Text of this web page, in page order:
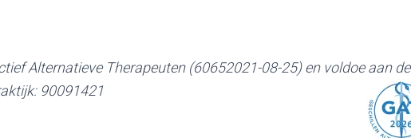
Alternatieve Therapeuten (60652021-08-25) en voldoe aan de
90091421